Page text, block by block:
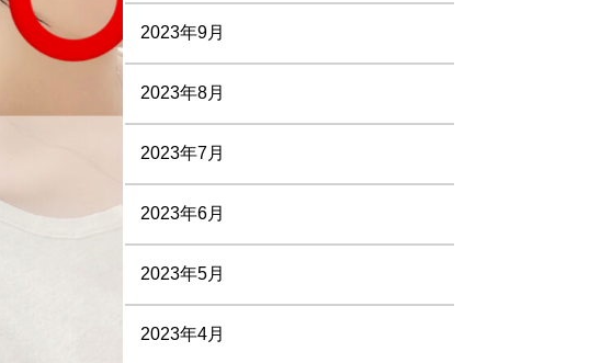
2023年9月
2023年8月
2023年7月
2023年6月
2023年5月
2023年4月